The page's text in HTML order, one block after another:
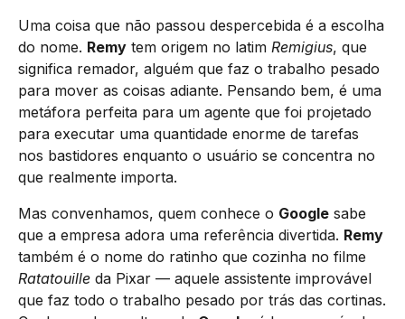
Uma coisa que não passou despercebida é a escolha
do nome. Remy tem origem no latim Remigius, que
significa remador, alguém que faz o trabalho pesado
para mover as coisas adiante. Pensando bem, é uma
metáfora perfeita para um agente que foi projetado
para executar uma quantidade enorme de tarefas
nos bastidores enquanto o usuário se concentra no
que realmente importa.
Mas convenhamos, quem conhece o Google sabe
que a empresa adora uma referência divertida. Remy
também é o nome do ratinho que cozinha no filme
Ratatouille da Pixar — aquele assistente improvável
que faz todo o trabalho pesado por trás das cortinas.